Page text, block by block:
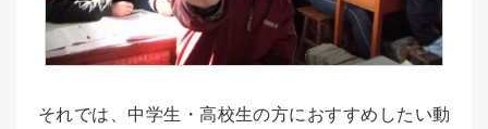
それでは、中学生・高校生の方におすすめしたい動